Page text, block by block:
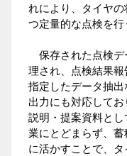
れにより、タイヤ
つ定量的な点検を行
保存された点検デ
理され、点検結果
指定したデータ抽
出力にも対応して
説明・提案資料と
業にとどまらず、
に活かすことで、タ